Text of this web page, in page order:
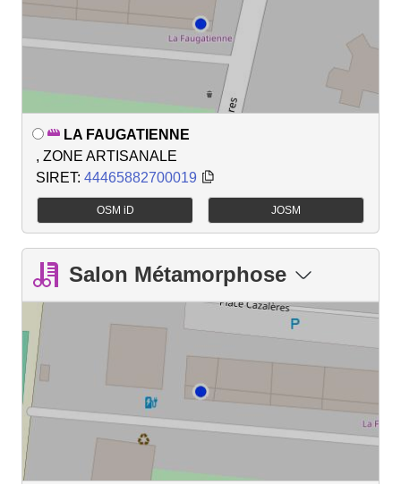
LA FAUGATIENNE
, ZONE ARTISANALE
SIRET: 44465882700019
OSM iD JOSM
Salon Métamorphose